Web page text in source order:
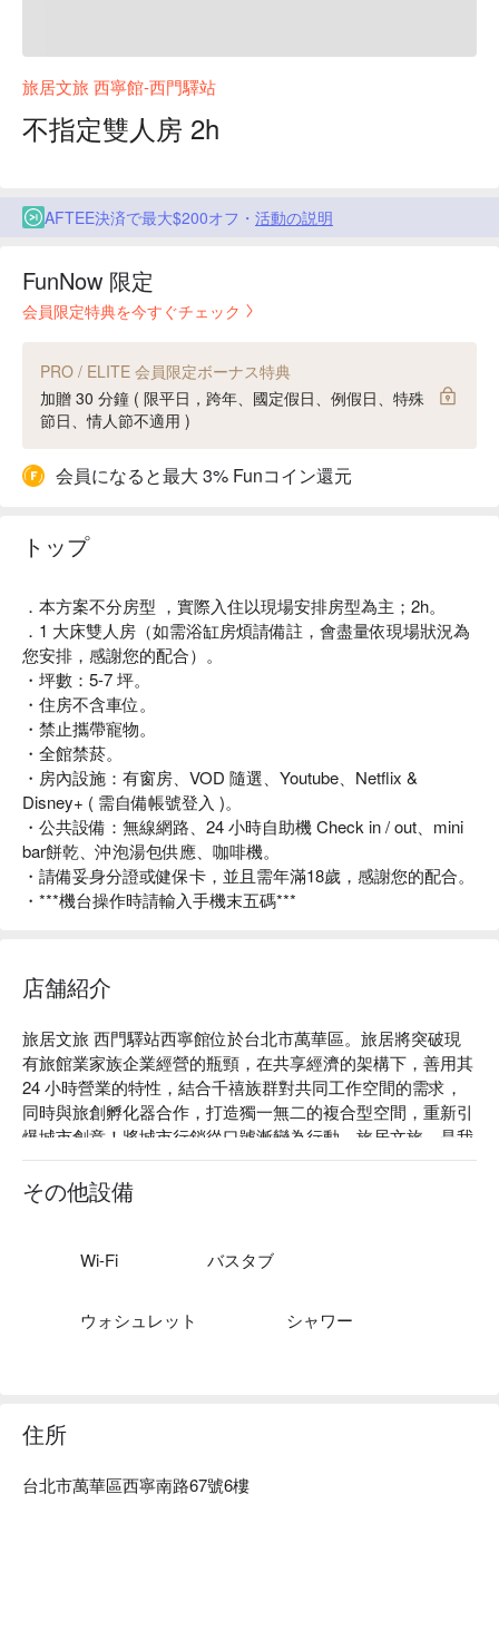
旅居文旅 西寧館-西門驛站
不指定雙人房 2h
AFTEE決済で最大$200オフ・ 活動の説明
FunNow 限定
会員限定特典を今すぐチェック
PRO / ELITE 会員限定ボーナス特典
加贈 30 分鐘 ( 限平日，跨年、國定假日、例假日、特殊
節日、情人節不適用 )
会員になると最大 3% Funコイン還元
トップ
．本方案不分房型 ，實際入住以現場安排房型為主；2h。
．1 大床雙人房（如需浴缸房煩請備註，會盡量依現場狀況為
您安排，感謝您的配合）。
・坪數：5-7 坪。
・住房不含車位。
・禁止攜帶寵物。
・全館禁菸。
・房內設施：有窗房、VOD 隨選、Youtube、Netflix &
Disney+ ( 需自備帳號登入 )。
・公共設備：無線網路、24 小時自助機 Check in / out、mini
bar餅乾、沖泡湯包供應、咖啡機。
・請備妥身分證或健保卡，並且需年滿18歲，感謝您的配合。
・***機台操作時請輸入手機末五碼***
店舗紹介
旅居文旅 西門驛站西寧館位於台北市萬華區。旅居將突破現
有旅館業家族企業經營的瓶頸，在共享經濟的架構下，善用其
24 小時營業的特性，結合千禧族群對共同工作空間的需求，
同時與旅創孵化器合作，打造獨一無二的複合型空間，重新引
爆城市創意！將城市行銷從口號漸變為行動。旅居文旅，是我
們重新定義旅館，將住宿導向的空間，翻轉成為體驗台灣文化
載體的實踐！
旅居文旅 西門驛站西寧館評價：Google 4.5 星。
旅居文旅 西門驛站西寧館推薦：入住旅居文旅 西門驛站，讓
西門驛站出發。
その他設備
Wi-Fi バスタブ
ウォシュレット シャワー
住所
台北市萬華區西寧南路67號6樓